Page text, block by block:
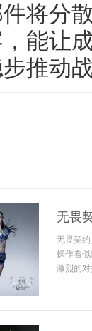
将分
能让
推动战
无畏
无畏契
操作看
激烈的